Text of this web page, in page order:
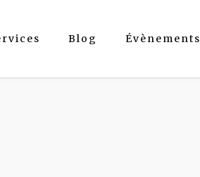
Blog Évènements